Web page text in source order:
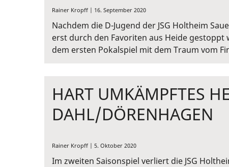
Rainer Kropff | 16. September 2020
Nachdem die D-Jugend der JSG Holtheim
erst durch den Favoriten aus Heide
dem ersten Pokalspiel mit dem Traum vom
HART UMKÄMPFTES
DAHL/DÖRENHAGEN
Rainer Kropff | 5. Oktober 2020
Im zweiten Saisonspiel verliert die JSG